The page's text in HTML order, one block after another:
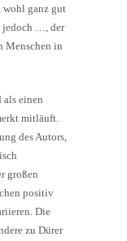
wohl ganz gut
jedoch …, der
Menschen in
als einen
mitläuft.
des Autors,
großen
positiv
Die
zu Dürer